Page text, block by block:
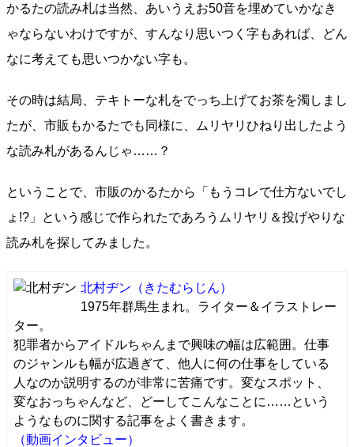
かるたの読み札は当然、あいうえお50音を埋めていかなき
ゃならないわけですが、すんなり思いつく字もあれば、どん
なに考えても思いつかない字も。
その時は結局、テキトーな札をでっち上げてお茶を濁しまし
たが、市販もかるたでも同様に、ムリヤリひねり出したよう
な読み札があるんじゃ……？
ということで、市販のかるたから「もうコレで仕方ないでし
ょ!?」という感じで作られたであろうムリヤリ＆投げやりな
読み札を探してみました。
北村ヂン （きたむらじん）
1975年群馬生まれ。ライター＆イラストレー
ター。
犯罪者からアイドルちゃんまで興味の幅は広範囲。仕事
のジャンルも幅が広過ぎて、他人に何の仕事をしている
人なのか説明するのが非常に苦痛です。変なスポット、
変なおっちゃんなど、どーしてこんなことに……という
ようなものに関する記事をよく書きます。
（動画インタビュー）